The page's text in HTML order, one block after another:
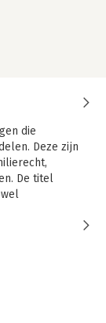
die
Deze zijn
De titel
dat Leon
en
en buitenland,